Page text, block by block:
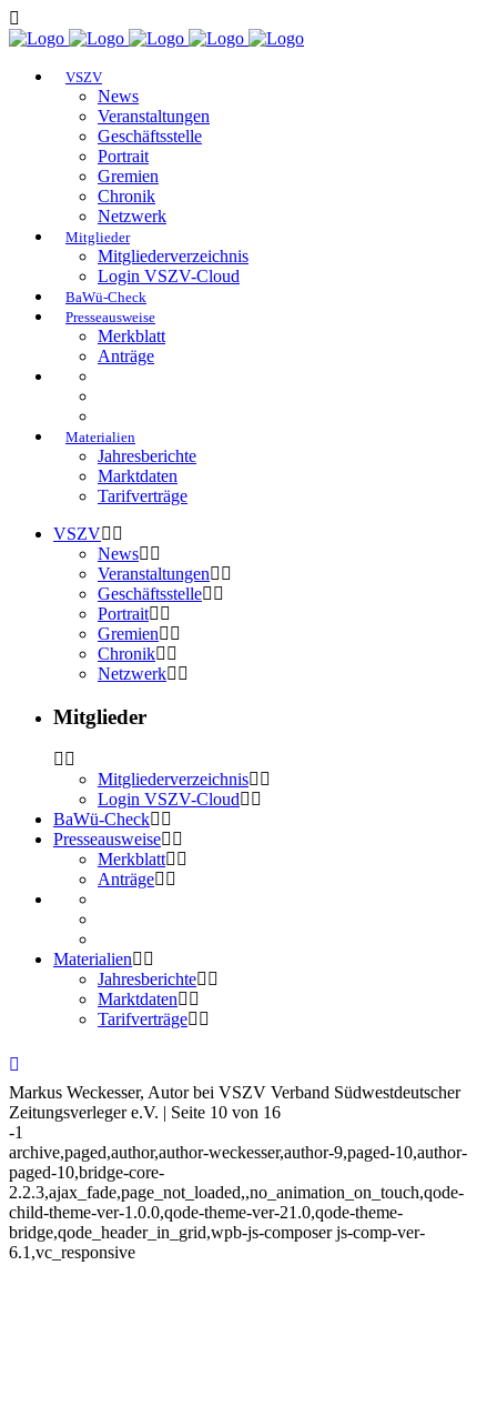
VSZV
News
Veranstaltungen
Geschäftsstelle
Portrait
Gremien
Chronik
Netzwerk
Mitglieder
Mitgliederverzeichnis
Login VSZV-Cloud
BaWü-Check
Presseausweise
Merkblatt
Anträge
Materialien
Jahresberichte
Marktdaten
Tarifverträge
VSZV
News
Veranstaltungen
Geschäftsstelle
Portrait
Gremien
Chronik
Netzwerk
Mitglieder
Mitgliederverzeichnis
Login VSZV-Cloud
BaWü-Check
Presseausweise
Merkblatt
Anträge
Materialien
Jahresberichte
Marktdaten
Tarifverträge
Markus Weckesser, Autor bei VSZV Verband Südwestdeutscher
Zeitungsverleger e.V. | Seite 10 von 16
-1
archive,paged,author,author-weckesser,author-9,paged-10,author-
paged-10,bridge-core-
2.2.3,ajax_fade,page_not_loaded,,no_animation_on_touch,qode-
child-theme-ver-1.0.0,qode-theme-ver-21.0,qode-theme-
bridge,qode_header_in_grid,wpb-js-composer js-comp-ver-
6.1,vc_responsive